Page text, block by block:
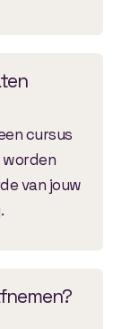
cursus
van jouw